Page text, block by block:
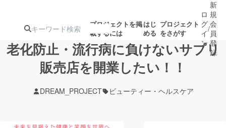
プロジェクトを掲
載するには
はじ
める
プロジェクト
をさがす
ターン
ジェクト
ロジェクト
されます
ロ
グ
イ
ン
/
新
規
会
員
登
録
老化防止・流行病に負けないサプリ
販売店を開業したい！！
DREAM_PROJECT ビューティー・ヘルスケア